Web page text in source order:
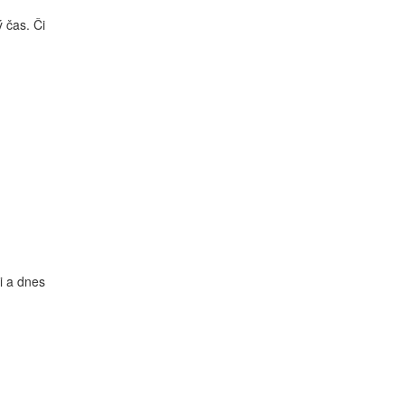
čas. Či
a dnes